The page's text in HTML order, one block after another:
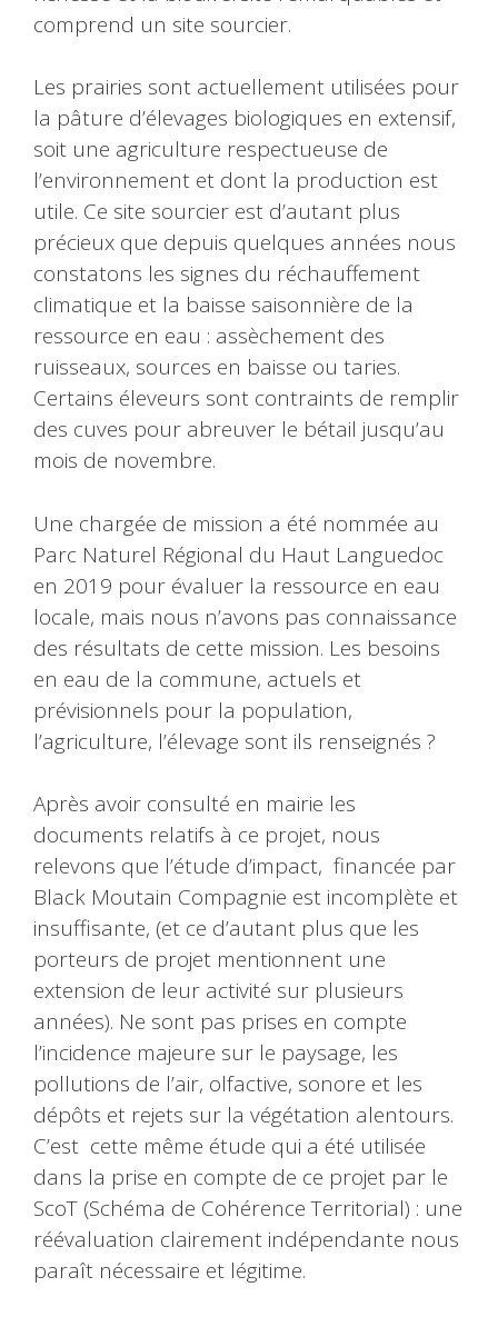
comprend un site sourcier.
Les prairies sont actuellement utilisées pour
la pâture d’élevages biologiques en extensif,
soit une agriculture respectueuse de
l’environnement et dont la production est
utile. Ce site sourcier est d’autant plus
précieux que depuis quelques années nous
constatons les signes du réchauffement
climatique et la baisse saisonnière de la
ressource en eau : assèchement des
ruisseaux, sources en baisse ou taries.
Certains éleveurs sont contraints de remplir
des cuves pour abreuver le bétail jusqu’au
mois de novembre.
Une chargée de mission a été nommée au
Parc Naturel Régional du Haut Languedoc
en 2019 pour évaluer la ressource en eau
locale, mais nous n’avons pas connaissance
des résultats de cette mission. Les besoins
en eau de la commune, actuels et
prévisionnels pour la population,
l’agriculture, l’élevage sont ils renseignés ?
Après avoir consulté en mairie les
documents relatifs à ce projet, nous
relevons que l’étude d’impact, financée par
Black Moutain Compagnie est incomplète et
insuffisante, (et ce d’autant plus que les
porteurs de projet mentionnent une
extension de leur activité sur plusieurs
années). Ne sont pas prises en compte
l’incidence majeure sur le paysage, les
pollutions de l’air, olfactive, sonore et les
dépôts et rejets sur la végétation alentours.
C’est cette même étude qui a été utilisée
dans la prise en compte de ce projet par le
ScoT (Schéma de Cohérence Territorial) : une
réévaluation clairement indépendante nous
paraît nécessaire et légitime.